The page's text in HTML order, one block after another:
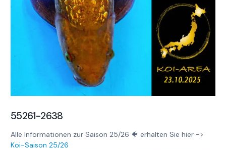
55261-2638
Alle Informationen zur Saison 25/26 🐠 erhalten Sie hier ->
Koi-Saison 25/26